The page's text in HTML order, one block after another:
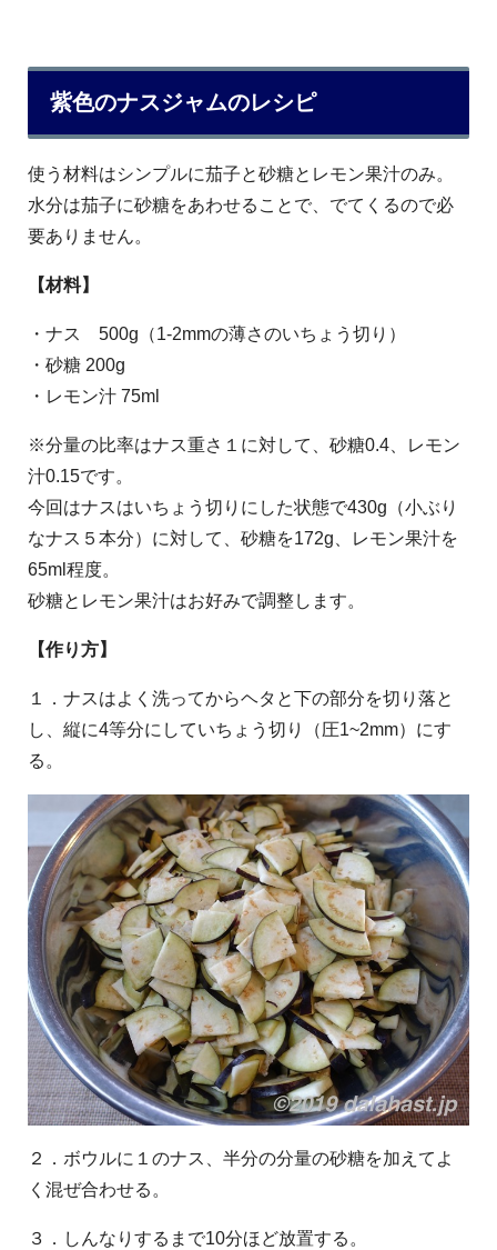
紫色のナスジャムのレシピ
使う材料はシンプルに茄子と砂糖とレモン果汁のみ。
水分は茄子に砂糖をあわせることで、でてくるので必
要ありません。
【材料】
・ナス 500g（1-2mmの薄さのいちょう切り）
・砂糖 200g
・レモン汁 75ml
※分量の比率はナス重さ１に対して、砂糖0.4、レモン
汁0.15です。
今回はナスはいちょう切りにした状態で430g（小ぶり
なナス５本分）に対して、砂糖を172g、レモン果汁を
65ml程度。
砂糖とレモン果汁はお好みで調整します。
【作り方】
１．ナスはよく洗ってからヘタと下の部分を切り落と
し、縦に4等分にしていちょう切り（圧1~2mm）にす
る。
２．ボウルに１のナス、半分の分量の砂糖を加えてよ
く混ぜ合わせる。
３．しんなりするまで10分ほど放置する。